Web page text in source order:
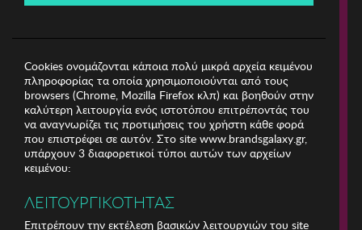
Cookies ονομάζονται κάποια πολύ μικρά αρχεία κειμένου
πληροφορίας τα οποία χρησιμοποιούνται από τους
browsers (Chrome, Mozilla Firefox κλπ) και βοηθούν στην
καλύτερη λειτουργία ενός ιστοτόπου επιτρέποντάς του
να αναγνωρίζει τις προτιμήσεις του χρήστη κάθε φορά
που επιστρέφει σε αυτόν. Στο site www.brandsgalaxy.gr,
υπάρχουν 3 διαφορετικοί τύποι αυτών των αρχείων
κειμένου:
ΛΕΙΤΟΥΡΓΙΚΟΤΗΤΑΣ
Επιτρέπουν την εκτέλεση βασικών λειτουργιών του site